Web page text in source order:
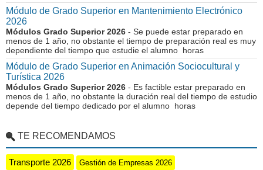
Módulo de Grado Superior en Mantenimiento Electrónico
2026
Módulos Grado Superior 2026 - Se puede estar preparado en
menos de 1 año, no obstante el tiempo de preparación real es muy
dependiente del tiempo que estudie el alumno horas
Módulo de Grado Superior en Animación Sociocultural y
Turística 2026
Módulos Grado Superior 2026 - Es factible estar preparado en
menos de 1 año, no obstante la duración real del tiempo de estudio
depende del tiempo dedicado por el alumno horas
TE RECOMENDAMOS
Transporte 2026 Gestión de Empresas 2026